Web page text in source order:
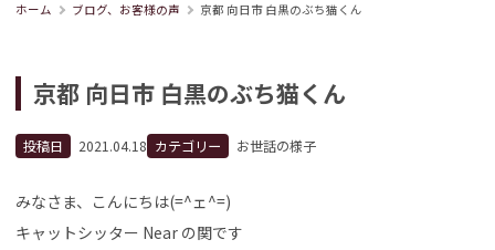
ホーム ブログ、お客様の声 京都 向日市 白黒のぶち猫くん
京都 向日市 白黒のぶち猫くん
投稿日 2021.04.18 カテゴリー お世話の様子
みなさま、こんにちは(=^ェ^=)
キャットシッター Near の関です